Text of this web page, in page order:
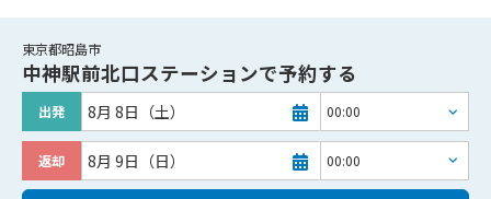
東京都昭島市
中神駅前北口ステーションで予約する
出発 8月 8日（土）
返却 8月 9日（日）